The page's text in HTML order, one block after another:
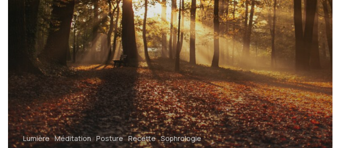
Lumière Méditation Posture Recette Sophrologie